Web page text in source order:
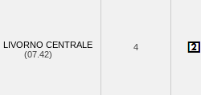
LIVORNO CENTRALE
(07.42)
4